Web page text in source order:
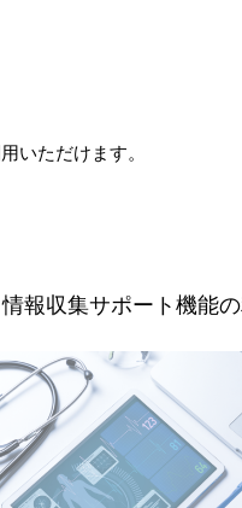
行っている肝移植の特徴
んの状態をどこまで改
おり、またそうしやすい
アンド・エラーの繰り
いつまで経っても「やら
研究や教育も実施してい
ではないでしょうか。術後
状態の患者さんも受け入
いただけます。
情報収集サポート機能